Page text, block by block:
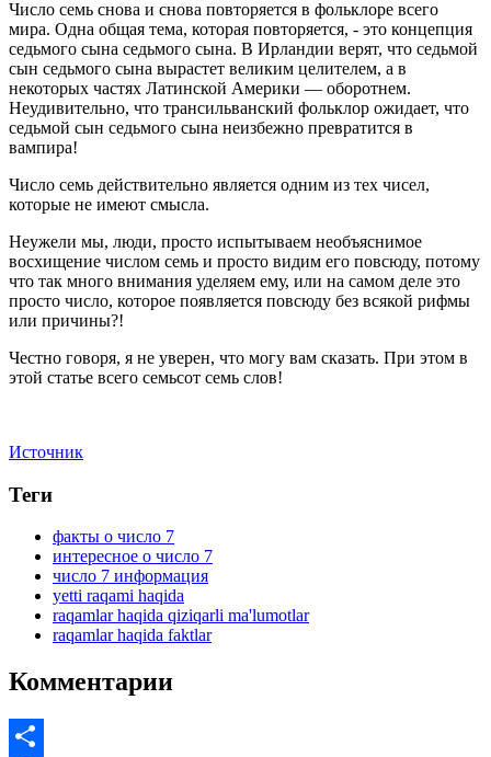
Число семь снова и снова повторяется в фольклоре всего
мира. Одна общая тема, которая повторяется, - это концепция
седьмого сына седьмого сына. В Ирландии верят, что седьмой
сын седьмого сына вырастет великим целителем, а в
некоторых частях Латинской Америки — оборотнем.
Неудивительно, что трансильванский фольклор ожидает, что
седьмой сын седьмого сына неизбежно превратится в
вампира!
Число семь действительно является одним из тех чисел,
которые не имеют смысла.
Неужели мы, люди, просто испытываем необъяснимое
восхищение числом семь и просто видим его повсюду, потому
что так много внимания уделяем ему, или на самом деле это
просто число, которое появляется повсюду без всякой рифмы
или причины?!
Честно говоря, я не уверен, что могу вам сказать. При этом в
этой статье всего семьсот семь слов!
Источник
Теги
факты о число 7
интересное о число 7
число 7 информация
yetti raqami haqida
raqamlar haqida qiziqarli ma'lumotlar
raqamlar haqida faktlar
Комментарии